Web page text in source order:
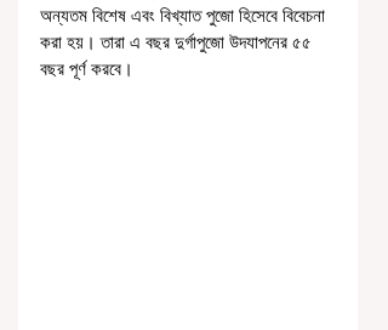
অন্যতম বিশেষ এবং বিখ্যাত পুজো হিসেবে বিবেচনা
করা হয়। তারা এ বছর দুর্গাপুজো উদযাপনের ৫৫
বছর পূর্ণ করবে।